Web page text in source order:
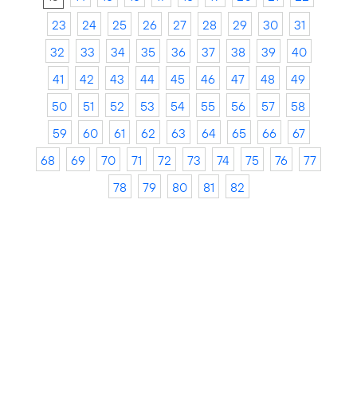
23
24 25 26 27 28 29 30
31
32
33 34 35 36 37 38 39
40
41
42 43 44 45 46 47 48
49
50
51 52 53 54 55 56 57
58
59
60 61 62 63 64 65 66
67
68
69 70 71 72 73 74 75 76
77
78
79 80 81 82